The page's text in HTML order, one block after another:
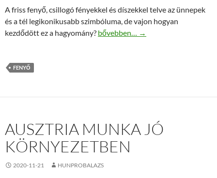
A friss fenyő, csillogó fényekkel és díszekkel telve az ünnepek
és a tél legikonikusabb szimbóluma, de vajon hogyan
kezdődött ez a hagyomány? Fenyő házhozszállítás szolgáltatás
bővebben… →
FENYŐ
AUSZTRIA MUNKA JÓ
KÖRNYEZETBEN
2020-11-21 HUNPROBALAZS